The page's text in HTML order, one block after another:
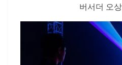
버서더 오